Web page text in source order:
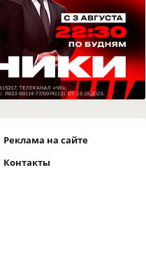
Реклама на сайте
Контакты